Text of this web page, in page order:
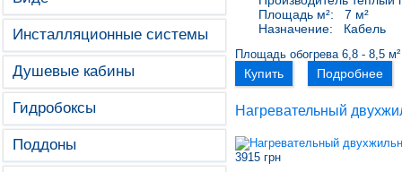
Инсталляционные системы
Душевые кабины
Гидробоксы
Поддоны
Площадь м²:
7 м²
Назначение:
Кабель
Площадь обогрева 6,8 - 8,5 м²
Купить Подробнее
Нагревательный
3915 грн